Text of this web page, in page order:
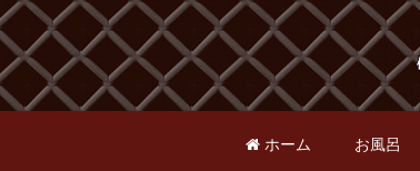
ホーム お風呂